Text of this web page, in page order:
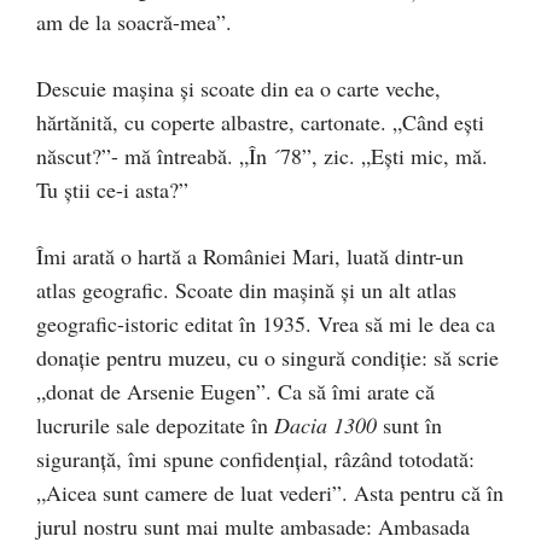
am de la soacră-mea”.
Descuie mașina și scoate din ea o carte veche,
hărtănită, cu coperte albastre, cartonate. „Când ești
născut?”- mă întreabă. „În ´78”, zic. „Ești mic, mă.
Tu știi ce-i asta?”
Îmi arată o hartă a României Mari, luată dintr-un
atlas geografic. Scoate din mașină și un alt atlas
geografic-istoric editat în 1935. Vrea să mi le dea ca
donație pentru muzeu, cu o singură condiție: să scrie
„donat de Arsenie Eugen”. Ca să îmi arate că
lucrurile sale depozitate în Dacia 1300 sunt în
siguranță, îmi spune confidențial, râzând totodată:
„Aicea sunt camere de luat vederi”. Asta pentru că în
jurul nostru sunt mai multe ambasade: Ambasada